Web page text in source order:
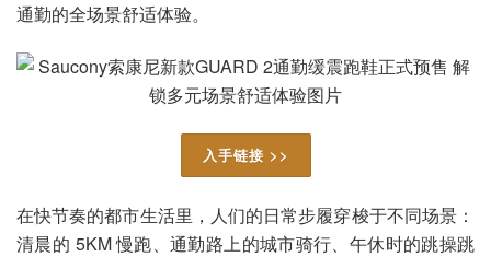
通勤的全场景舒适体验。
入手链接 >>
在快节奏的都市生活里，人们的日常步履穿梭于不同场景：
清晨的 5KM 慢跑、通勤路上的城市骑行、午休时的跳操跳